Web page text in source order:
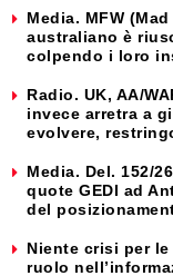
Media. MFW
australiano è
colpendo i loro
Radio. UK, AA/
invece arretra a
evolvere,
Media. Del. 152/
quote GEDI ad
del
Niente crisi per
ruolo